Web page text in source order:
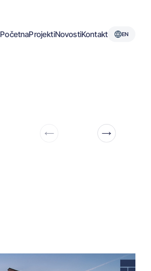
PočetnaProjektiNovostiKontakt EN